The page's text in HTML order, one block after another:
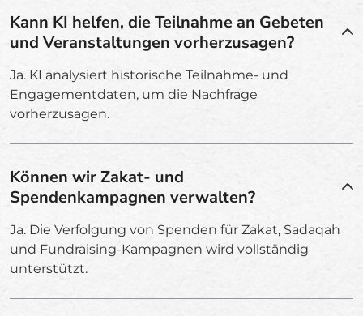
Kann KI helfen, die Teilnahme an Gebeten
und Veranstaltungen vorherzusagen?
Ja. KI analysiert historische Teilnahme- und
Engagementdaten, um die Nachfrage
vorherzusagen.
Können wir Zakat- und
Spendenkampagnen verwalten?
Ja. Die Verfolgung von Spenden für Zakat, Sadaqah
und Fundraising-Kampagnen wird vollständig
unterstützt.